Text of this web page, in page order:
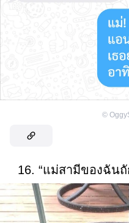
©
16. “แม่สามีของฉัน